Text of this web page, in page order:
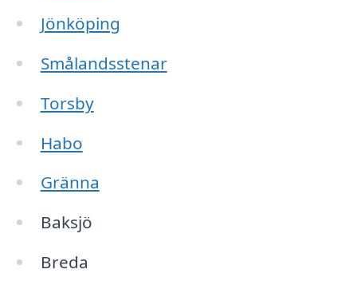
Jönköping
Smålandsstenar
Torsby
Habo
Gränna
Baksjö
Breda